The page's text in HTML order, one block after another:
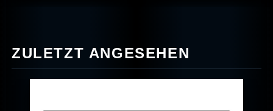
ZULETZT ANGESEHEN